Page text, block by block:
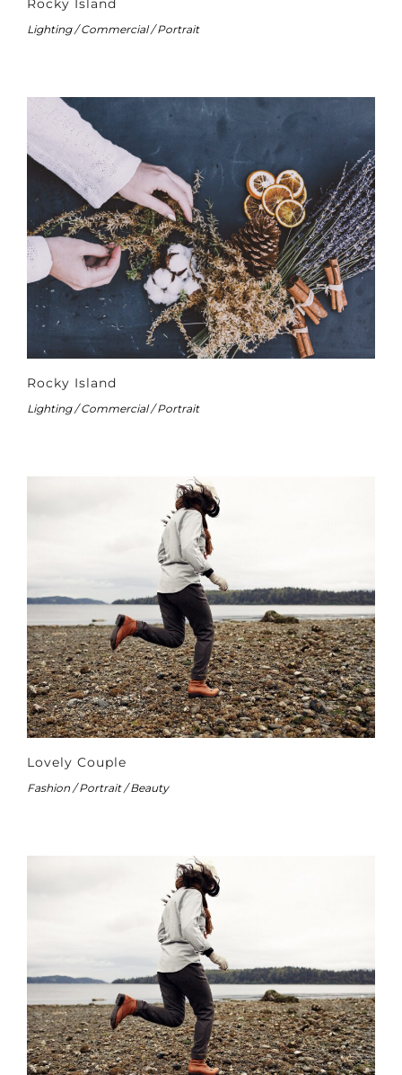
Lighting / Commercial / Portrait
Rocky Island
Lighting / Commercial / Portrait
Lovely Couple
Fashion / Portrait / Beauty